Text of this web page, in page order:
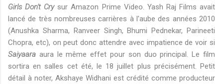
Girls Don't Crysur Amazon Prime Video. Yash Raj Films avait
lancé de très nombreuses carrières à l'aube des années 2010
(Anushka Sharma, Ranveer Singh, Bhumi Pednekar, Parineeti
Chopra, etc), on peut donc attendre avec impatience de voir si
Saiyaara aura le même effet pour son duo principal. Le film
sortira en salles cet été, le 18 juillet plus précisément. Petit
détail à noter, Akshaye Widhani est crédité comme producteur